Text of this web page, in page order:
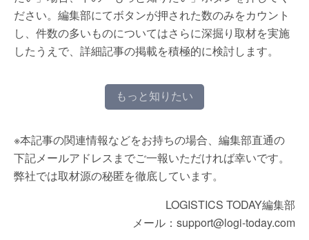
ださい。編集部にてボタンが押された数のみをカウント
し、件数の多いものについてはさらに深掘り取材を実施
したうえで、詳細記事の掲載を積極的に検討します。
もっと知りたい
※本記事の関連情報などをお持ちの場合、編集部直通の
下記メールアドレスまでご一報いただければ幸いです。
弊社では取材源の秘匿を徹底しています。
LOGISTICS TODAY編集部
メール：support@logi-today.com